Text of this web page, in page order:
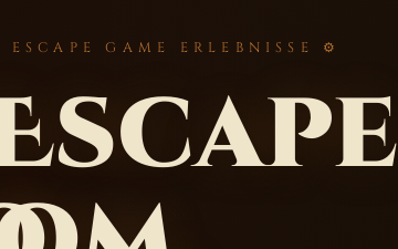
GAME ERLEBNISSE ⚙